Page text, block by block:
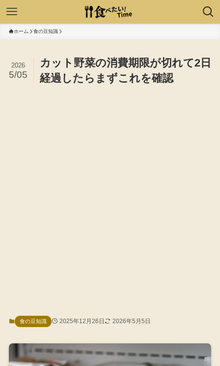
ホーム 食の豆知識
カット野菜の消費期限が切れて2日
経過したらまずこれを確認
2026
5/05
食の豆知識 2025年12月26日 2026年5月5日